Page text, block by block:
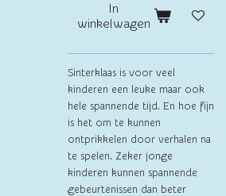
In
winkelwagen
Sinterklaas is voor veel
kinderen een leuke maar ook
hele spannende tijd. En hoe fijn
is het om te kunnen
ontprikkelen door verhalen na
te spelen. Zeker jonge
kinderen kunnen spannende
gebeurtenissen dan beter